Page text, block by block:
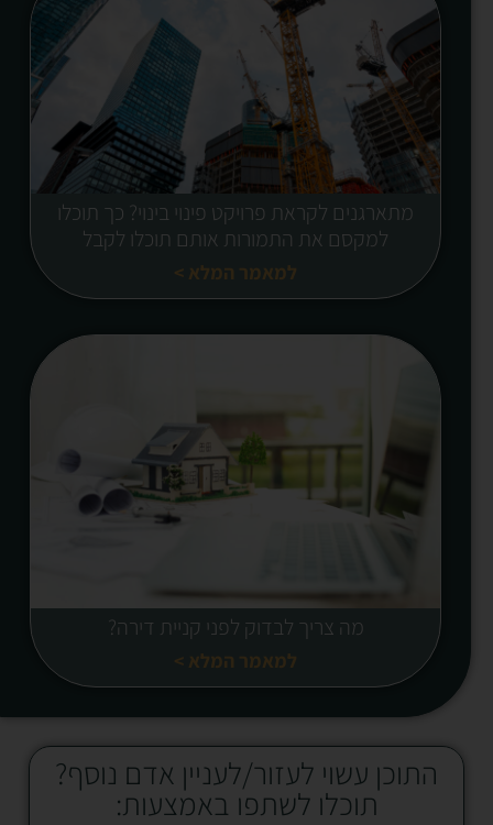
מתארגנים לקראת פרויקט פינוי בינוי? כך תוכלו
למקסם את התמורות אותם תוכלו לקבל
למאמר המלא >
מה צריך לבדוק לפני קניית דירה?
למאמר המלא >
התוכן עשוי לעזור/לעניין אדם נוסף?
תוכלו לשתפו באמצעות: